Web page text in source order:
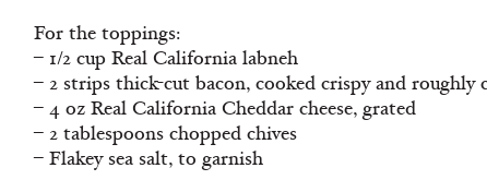
For the toppings:
– 1/2 cup Real California labneh
– 2 strips thick-cut bacon, cooked crispy and roughly
– 4 oz Real California Cheddar cheese, grated
– 2 tablespoons chopped chives
– Flakey sea salt, to garnish